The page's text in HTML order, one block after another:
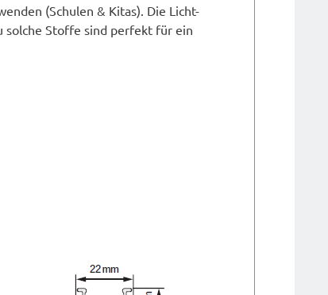
(Schulen & Kitas). Die Licht-
solche Stoffe sind perfekt für ein